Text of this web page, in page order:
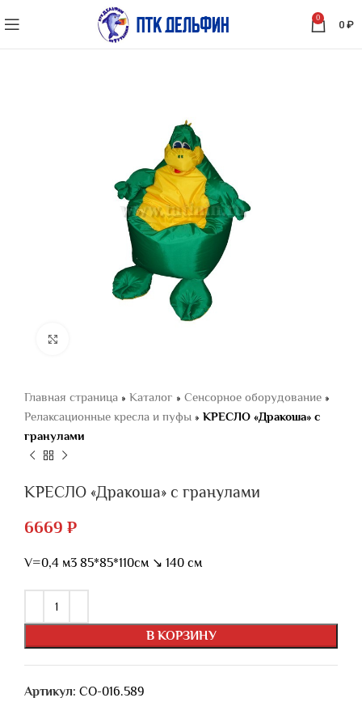
0
0 ₽
Главная страница » Каталог » Сенсорное оборудование »
Релаксационные кресла и пуфы » КРЕСЛО «Дракоша» с
гранулами
КРЕСЛО «Дракоша» с гранулами
6669 ₽
V=0,4 м3 85*85*110см ↘ 140 см
В КОРЗИНУ
Артикул: СО-016.589